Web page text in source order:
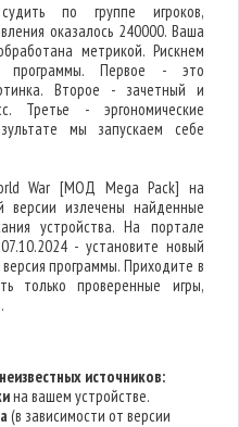
по группе игроков,
оказалось 240000. Ваша
метрикой. Рискнем
программы. Первое - это
Второе - зачетный и
Третье - эргономические
мы запускаем себе
War [МОД Mega Pack] на
излечены найденные
устройства. На портале
- установите новый
программы. Приходите в
только проверенные игры,
источников:
на вашем устройстве.
(в зависимости от версии